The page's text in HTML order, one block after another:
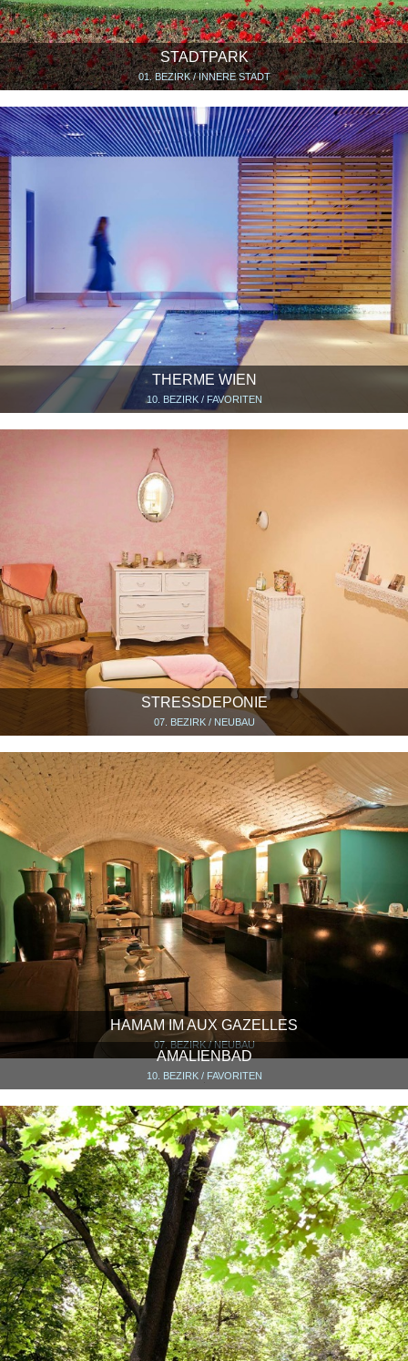
STADTPARK
01. BEZIRK / INNERE STADT
THERME WIEN
10. BEZIRK / FAVORITEN
STRESSDEPONIE
07. BEZIRK / NEUBAU
HAMAM IM AUX GAZELLES
07. BEZIRK / NEUBAU
AMALIENBAD
10. BEZIRK / FAVORITEN